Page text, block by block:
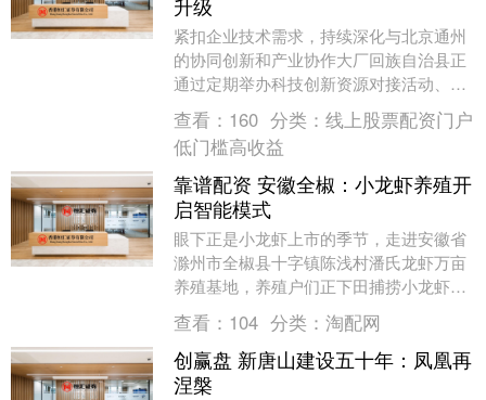
紧扣企业技术需求，持续深化与北京通州
的协同创新和产业协作大厂回族自治县正
通过定期举办科技创新资源对接活动、搭
建共享研发平台、优化营商环境等一系列
举措，加快推动科....
查看： 160 分类： 线上股票配资门户
低门槛高收益
靠谱配资 安徽全椒：小龙虾养殖开
启智能模式
眼下正是小龙虾上市的季节，走进安徽省
滁州市全椒县十字镇陈浅村潘氏龙虾万亩
养殖基地，养殖户们正下田捕捞小龙虾。
收笼、倒虾、入桶……一连串动作麻利娴
熟，不一会儿，水....
查看： 104 分类： 淘配网
创赢盘 新唐山建设五十年：凤凰再
涅槃